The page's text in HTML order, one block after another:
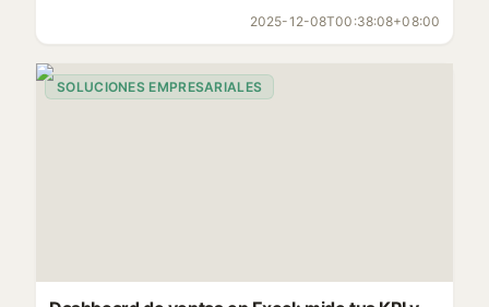
2025-12-08T00:38:08+08:00
SOLUCIONES EMPRESARIALES